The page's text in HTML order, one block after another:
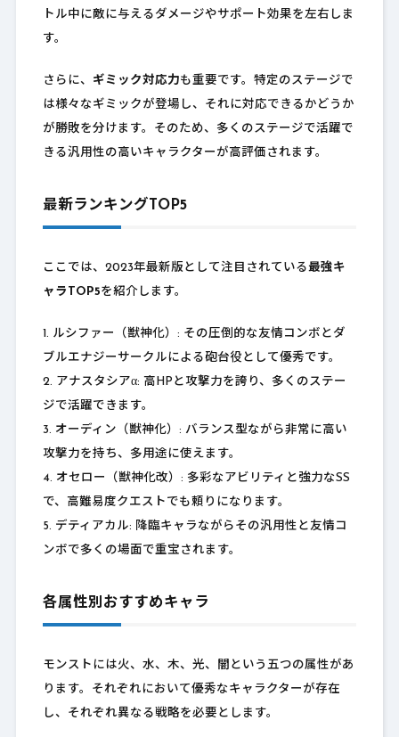
トル中に敵に与えるダメージやサポート効果を左右しま
す。
さらに、 ギミック対応力も重要です。特定のステージで
は様々なギミックが登場し、それに対応できるかどうか
が勝敗を分けます。そのため、多くのステージで活躍で
きる汎用性の高いキャラクターが高評価されます。
最新ランキングTOP5
ここでは、2023年最新版として注目されている最強キ
ャラTOP5を紹介します。
1. ルシファー（獣神化）: その圧倒的な友情コンボとダ
ブルエナジーサークルによる砲台役として優秀です。
2. アナスタシアα: 高HPと攻撃力を誇り、多くのステー
ジで活躍できます。
3. オーディン（獣神化）: バランス型ながら非常に高い
攻撃力を持ち、多用途に使えます。
4. オセロー（獣神化改）: 多彩なアビリティと強力なSS
で、高難易度クエストでも頼りになります。
5. デティアカル: 降臨キャラながらその汎用性と友情コ
ンボで多くの場面で重宝されます。
各属性別おすすめキャラ
モンストには火、水、木、光、闇という五つの属性があ
ります。それぞれにおいて優秀なキャラクターが存在
し、それぞれ異なる戦略を必要とします。